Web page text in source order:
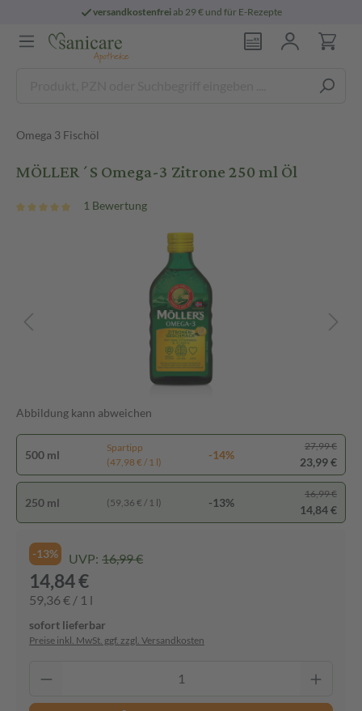
versandkostenfreiab 29 € und für E-Rezepte
Omega 3 Fischöl
MÖLLER´S Omega-3 Zitrone 250 ml Öl
1 Bewertung
Abbildung kann abweichen
500 ml
Spartipp
(47,98 € / 1 l)
-14%
27,99 €
23,99 €
250 ml (59,36 € / 1 l) -13%
16,99 €
14,84 €
-13% UVP: 16,99 €
14,84 €
59,36 € / 1 l
sofort lieferbar
Preise inkl. MwSt. ggf. zzgl. Versandkosten